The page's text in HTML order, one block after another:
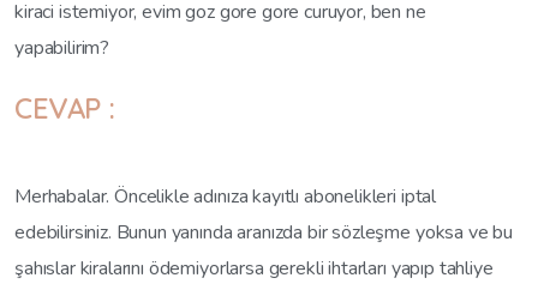
kiraci istemiyor, evim goz gore gore curuyor, ben ne
yapabilirim?
CEVAP :
Merhabalar. Öncelikle adınıza kayıtlı abonelikleri iptal
edebilirsiniz. Bunun yanında aranızda bir sözleşme yoksa ve bu
şahıslar kiralarını ödemiyorlarsa gerekli ihtarları yapıp tahliye